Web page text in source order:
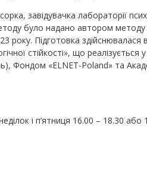
завідувачка лабораторії
було надано автором методу
року. Підготовка здійснювалася
стійкості», що реалізується у
Фондом «ELNET-Poland» та
і п’ятниця 16.00 – 18.30 або